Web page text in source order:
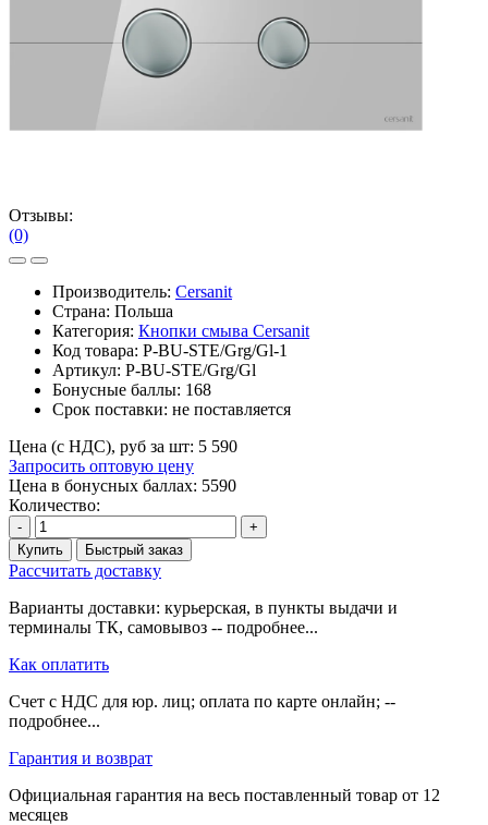
Отзывы:
(0)
Производитель: Cersanit
Страна: Польша
Категория: Кнопки смыва Cersanit
Код товара: P-BU-STE/Grg/Gl-1
Артикул: P-BU-STE/Grg/Gl
Бонусные баллы: 168
Срок поставки: не поставляется
Цена (с НДС), руб за шт: 5 590
Запросить оптовую цену
Цена в бонусных баллах: 5590
Количество:
-
+
Купить
Быстрый заказ
Рассчитать доставку
Варианты доставки: курьерская, в пункты выдачи и
терминалы ТК, самовывоз -- подробнее...
Как оплатить
Счет с НДС для юр. лиц; оплата по карте онлайн; --
подробнее...
Гарантия и возврат
Официальная гарантия на весь поставленный товар от 12
месяцев